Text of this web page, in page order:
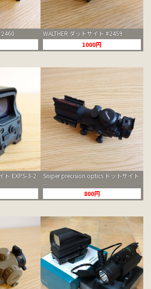
WALTHER ダットサイト #2459
1000円
EXPS-3-2
Sniper precision optics ドットサイト
...
800円